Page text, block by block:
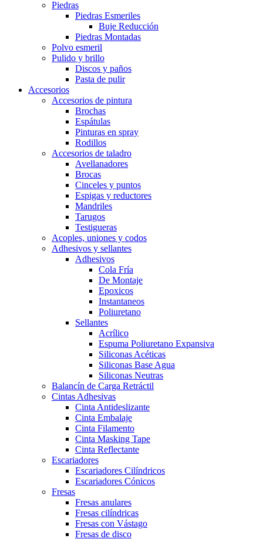
Piedras
Piedras Esmeriles
Buje Reducción
Piedras Montadas
Polvo esmeril
Pulido y brillo
Discos y paños
Pasta de pulir
Accesorios
Accesorios de pintura
Brochas
Espátulas
Pinturas en spray
Rodillos
Accesorios de taladro
Avellanadores
Brocas
Cinceles y puntos
Espigas y reductores
Mandriles
Tarugos
Testigueras
Acoples, uniones y codos
Adhesivos y sellantes
Adhesivos
Cola Fría
De Montaje
Epoxicos
Instantaneos
Poliuretano
Sellantes
Acrílico
Espuma Poliuretano Expansiva
Siliconas Acéticas
Siliconas Base Agua
Siliconas Neutras
Balancín de Carga Retráctil
Cintas Adhesivas
Cinta Antideslizante
Cinta Embalaje
Cinta Filamento
Cinta Masking Tape
Cinta Reflectante
Escariadores
Escariadores Cilíndricos
Escariadores Cónicos
Fresas
Fresas anulares
Fresas cilíndricas
Fresas con Vástago
Fresas de disco